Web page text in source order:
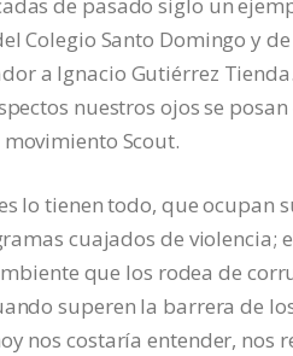
de pasado siglo un
Colegio Santo Domingo y
a Ignacio Gutiérrez
nuestros ojos se
Scout.
lo tienen todo, que ocupan
cuajados de violencia;
que los rodea de
superen la barrera de
nos costaría entender, nos